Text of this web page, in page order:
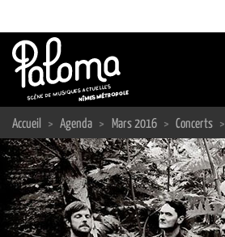
au
contenu
Accueil > Agenda > Mars 2016 > Concerts >